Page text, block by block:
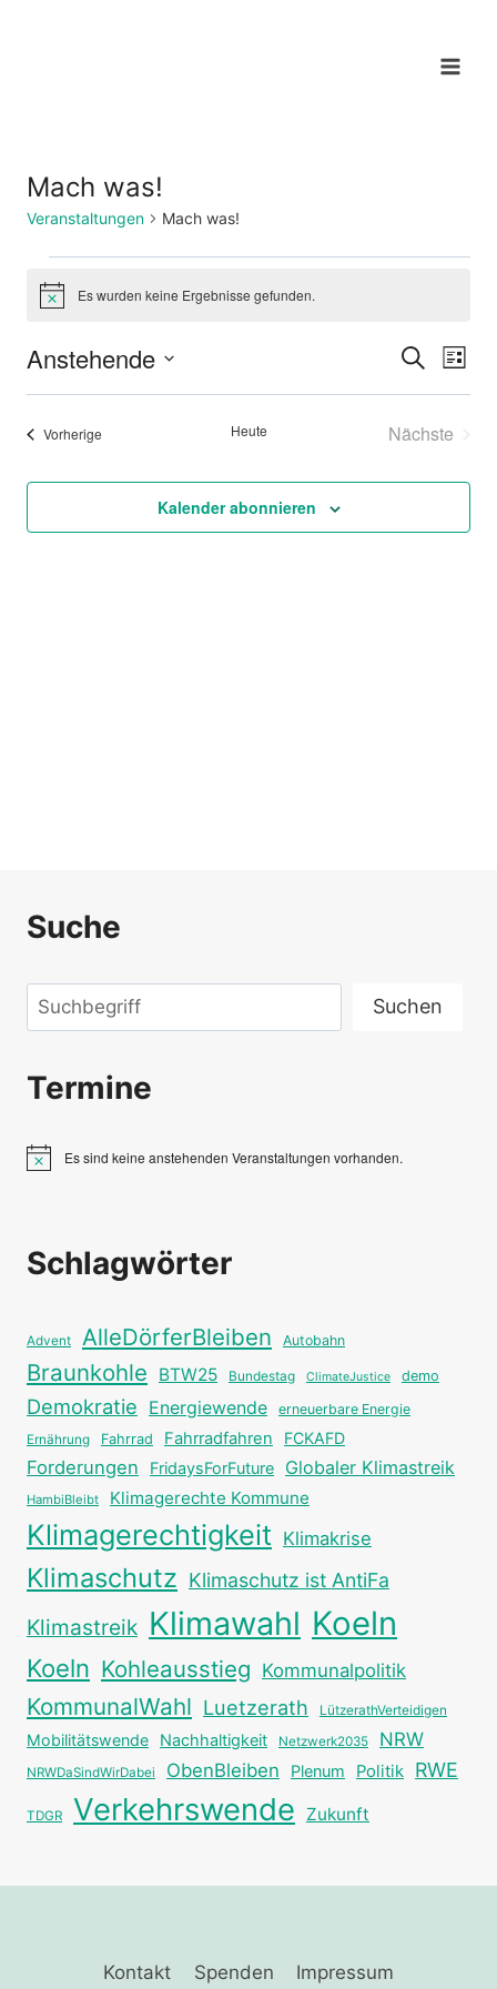
Mach was!
Veranstaltungen Mach was!
Veranstaltungen
HinweisEs wurden keine Ergebnisse gefunden.
SucheListe
Anstehende
Datum
Vorherige Heute
Nächste
Kalender abonnieren
Suche
Suchen Suchen
Termine
HinweisEs sind keine anstehenden Veranstaltungen vorhanden.
Schlagwörter
Advent AlleDörferBleiben Autobahn
Braunkohle BTW25 Bundestag ClimateJustice demo
Demokratie Energiewende erneuerbare Energie
Ernährung Fahrrad Fahrradfahren FCKAFD
Forderungen FridaysForFuture Globaler Klimastreik
HambiBleibt Klimagerechte Kommune
Klimagerechtigkeit Klimakrise
Klimaschutz Klimaschutz ist AntiFa
Klimastreik Klimawahl Koeln
Koeln Kohleausstieg Kommunalpolitik
KommunalWahl Luetzerath LützerathVerteidigen
Mobilitätswende Nachhaltigkeit Netzwerk2035 NRW
NRWDaSindWirDabei ObenBleiben Plenum Politik RWE
TDGR Verkehrswende Zukunft
Kontakt Spenden Impressum